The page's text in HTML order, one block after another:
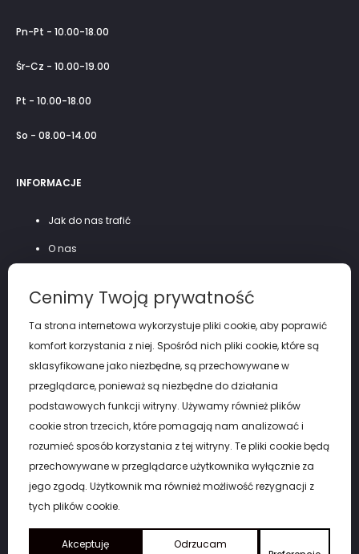
Pn-Pt - 10.00-18.00
Śr-Cz - 10.00-19.00
Pt - 10.00-18.00
So - 08.00-14.00
INFORMACJE
Jak do nas trafić
O nas
Polityka prywatności
Copyright by eGARNITUR Łódź. © 2026
Cenimy Twoją prywatność
Ta strona internetowa wykorzystuje pliki cookie, aby poprawić
komfort korzystania z niej. Spośród nich pliki cookie, które są
sklasyfikowane jako niezbędne, są przechowywane w
przeglądarce, ponieważ są niezbędne do działania
podstawowych funkcji witryny. Używamy również plików
cookie stron trzecich, które pomagają nam analizować i
rozumieć sposób korzystania z tej witryny. Te pliki cookie będą
przechowywane w przeglądarce użytkownika wyłącznie za
jego zgodą. Użytkownik ma również możliwość rezygnacji z
tych plików cookie.
Akceptuję Odrzucam